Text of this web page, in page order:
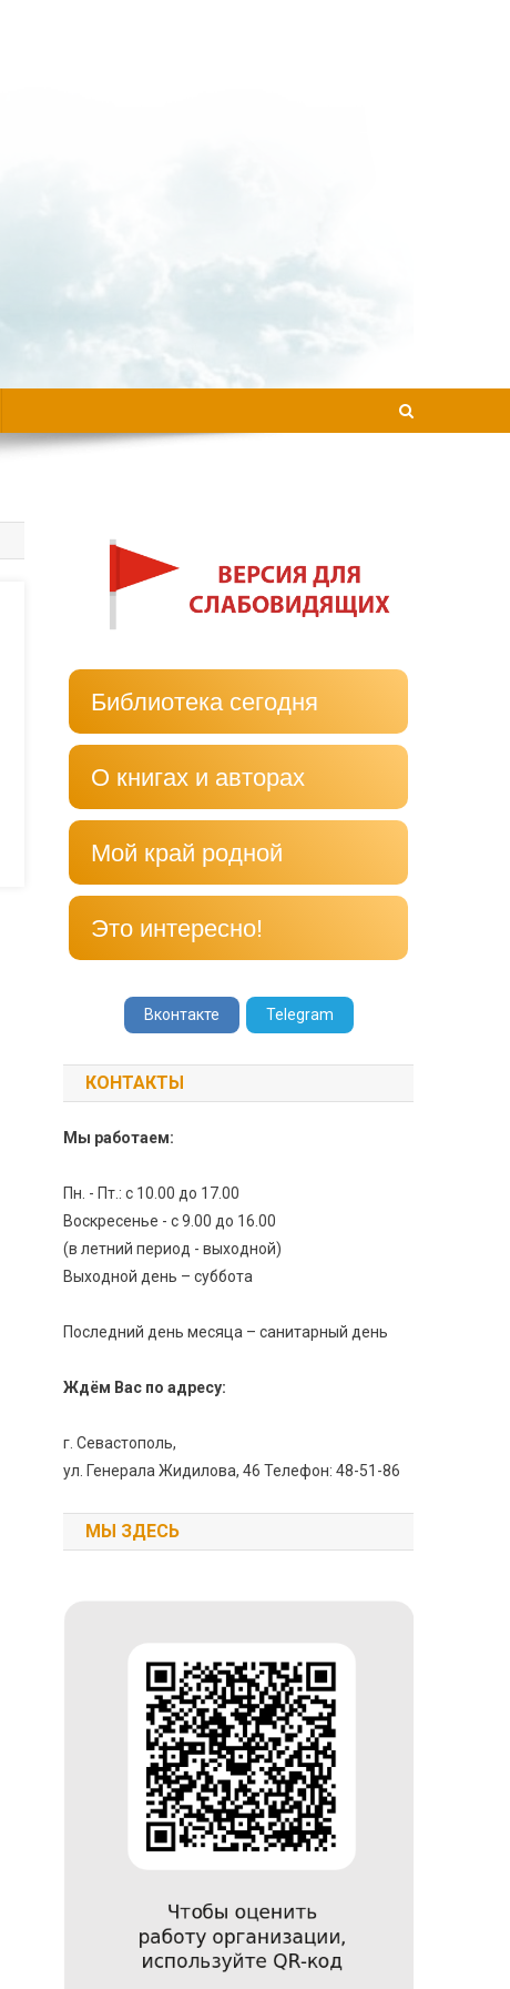
Библиотека сегодня
О книгах и авторах
Мой край родной
Это интересно!
Вконтакте Telegram
КОНТАКТЫ
Мы работаем:
Пн. - Пт.: с 10.00 до 17.00
Воскресенье - с 9.00 до 16.00
(в летний период - выходной)
Выходной день – суббота
Последний день месяца – санитарный день
Ждём Вас по адресу:
г. Севастополь,
ул. Генерала Жидилова, 46 Телефон: 48-51-86
МЫ ЗДЕСЬ